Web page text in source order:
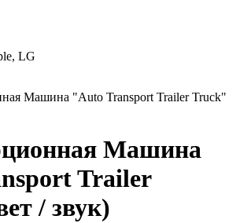
LG
Машина "Auto Transport Trailer Truck"
Машина
Trailer
/ звук)